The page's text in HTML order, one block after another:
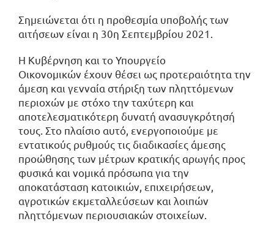
Σημειώνεται ότι η προθεσμία υποβολής των
αιτήσεων είναι η 30η Σεπτεμβρίου 2021.
Η Κυβέρνηση και το Υπουργείο
Οικονομικών έχουν θέσει ως προτεραιότητα την
άμεση και γενναία στήριξη των πληττόμενων
περιοχών με στόχο την ταχύτερη και
αποτελεσματικότερη δυνατή ανασυγκρότησή
τους. Στο πλαίσιο αυτό, ενεργοποιούμε με
εντατικούς ρυθμούς τις διαδικασίες άμεσης
προώθησης των μέτρων κρατικής αρωγής προς
φυσικά και νομικά πρόσωπα για την
αποκατάσταση κατοικιών, επιχειρήσεων,
αγροτικών εκμεταλλεύσεων και λοιπών
πληττόμενων περιουσιακών στοιχείων.